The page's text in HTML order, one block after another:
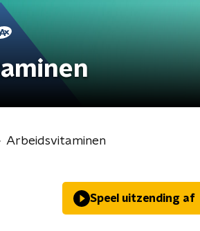
Arbeidsvitaminen
Speel uitzending af